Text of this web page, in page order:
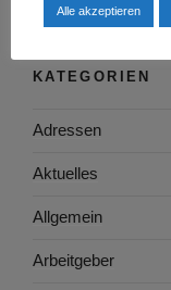
KATEGORIEN
Adressen
Aktuelles
Allgemein
Arbeitgeber
Alle akzeptieren